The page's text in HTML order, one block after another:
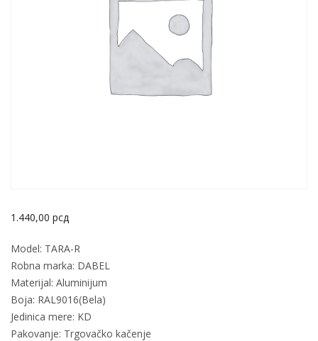
1.440,00 рсд
Model: TARA-R
Robna marka: DABEL
Materijal: Aluminijum
Boja: RAL9016(Bela)
Jedinica mere: KD
Pakovanje: Trgovačko kačenje